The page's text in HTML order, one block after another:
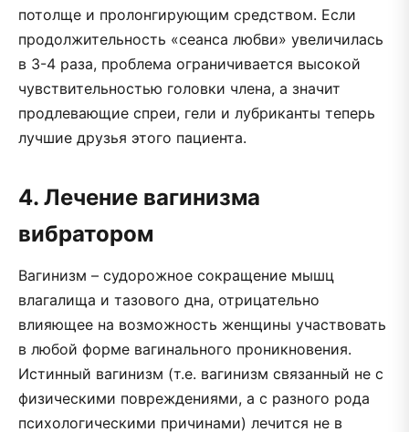
потолще и пролонгирующим средством. Если
продолжительность «сеанса любви» увеличилась
в 3-4 раза, проблема ограничивается высокой
чувствительностью головки члена, а значит
продлевающие спреи, гели и лубриканты теперь
лучшие друзья этого пациента.
4. Лечение вагинизма
вибратором
Вагинизм – судорожное сокращение мышц
влагалища и тазового дна, отрицательно
влияющее на возможность женщины участвовать
в любой форме вагинального проникновения.
Истинный вагинизм (т.е. вагинизм связанный не с
физическими повреждениями, а с разного рода
психологическими причинами) лечится не в